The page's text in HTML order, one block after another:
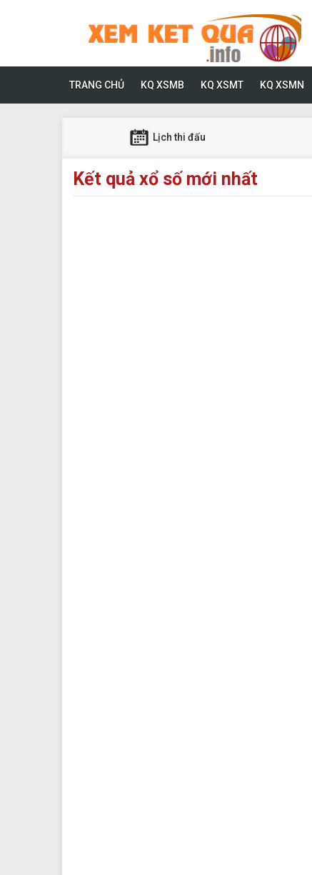
TRANG CHỦ KQ XSMB KQ XSMT KQ XSMN
Lịch thi đấu
Kết quả xổ số mới nhất